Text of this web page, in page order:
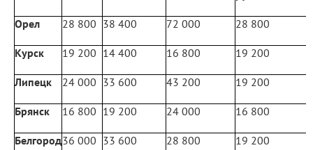
Орел 28 800 38 400 72 000 28 800
Курск 19 200 14 400 16 800 19 200
Липецк 24 000 33 600 43 200 19 200
Брянск 16 800 19 200 24 000 16 800
Белгород36 000 33 600 28 800 19 200